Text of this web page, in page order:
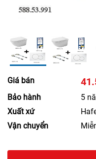
Giá bán
Bảo hành
5
Xuất xứ
Vận chuyển